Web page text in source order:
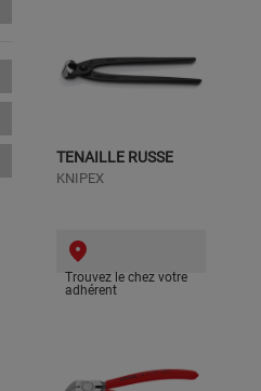
TENAILLE RUSSE
KNIPEX
Trouvez le chez votre
adhérent